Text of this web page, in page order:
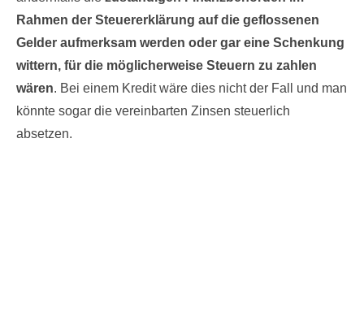
Rahmen der Steuererklärung auf die geflossenen
Gelder aufmerksam werden oder gar eine Schenkung
wittern, für die möglicherweise Steuern zu zahlen
wären. Bei einem Kredit wäre dies nicht der Fall und man
könnte sogar die vereinbarten Zinsen steuerlich
absetzen.